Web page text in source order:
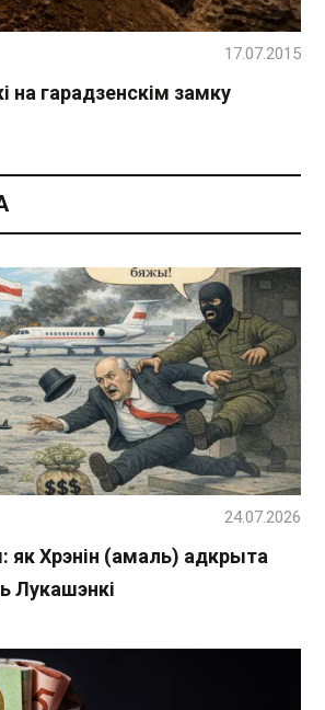
на гарадзенскім замку
17.07.2015
як Хрэнін (амаль) адкрыта
Лукашэнкі
24.07.2026